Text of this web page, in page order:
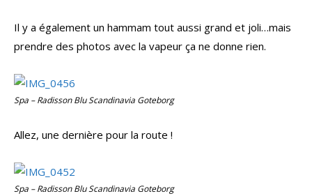
Il y a également un hammam tout aussi grand et joli…mais
prendre des photos avec la vapeur ça ne donne rien.
Spa – Radisson Blu Scandinavia Goteborg
Allez, une dernière pour la route !
Spa – Radisson Blu Scandinavia Goteborg